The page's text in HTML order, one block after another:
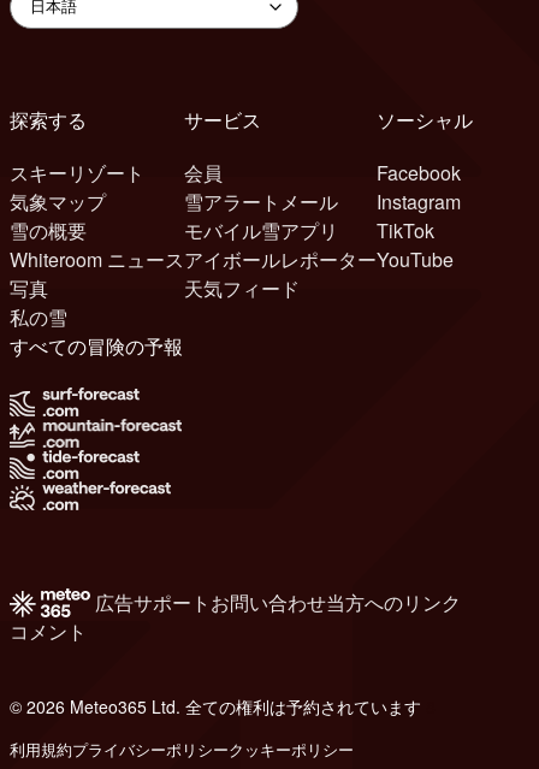
探索する
スキーリゾート
気象マップ
雪の概要
Whiteroom ニュース
写真
私の雪
サービス
会員
雪アラートメール
モバイル雪アプリ
アイボールレポーター
天気フィード
ソーシャル
Facebook
Instagram
TikTok
YouTube
すべての冒険の予報
広告サポート お問い合わせ当方へのリンク
コメント
© 2026 Meteo365 Ltd. 全ての権利は予約されています
利用規約プライバシーポリシークッキーポリシー